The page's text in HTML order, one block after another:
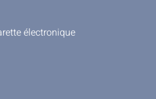
électronique